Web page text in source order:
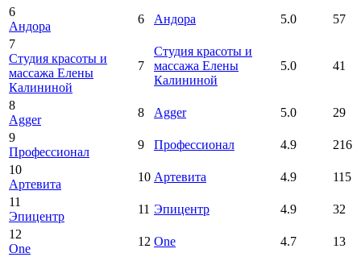
6
Андора
6 Андора 5.0
57
7
Студия красоты и
массажа Елены
Калининой
7
Студия красоты и
массажа Елены
Калининой
5.0 41
8
Agger
8 Agger 5.0
29
9
Профессионал
9 Профессионал 4.9
216
10
Артевита
10 Артевита 4.9
115
11
Эпицентр
11 Эпицентр 4.9
32
12
One
12 One 4.7
13